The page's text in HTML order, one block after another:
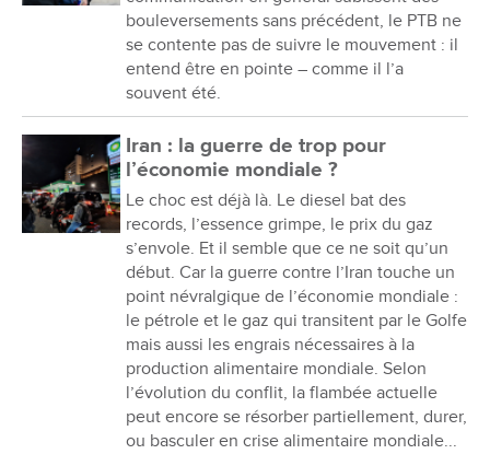
bouleversements sans précédent, le PTB ne
se contente pas de suivre le mouvement : il
entend être en pointe – comme il l’a
souvent été.
Iran : la guerre de trop pour
l’économie mondiale ?
Le choc est déjà là. Le diesel bat des
records, l’essence grimpe, le prix du gaz
s’envole. Et il semble que ce ne soit qu’un
début. Car la guerre contre l’Iran touche un
point névralgique de l’économie mondiale :
le pétrole et le gaz qui transitent par le Golfe
mais aussi les engrais nécessaires à la
production alimentaire mondiale. Selon
l’évolution du conflit, la flambée actuelle
peut encore se résorber partiellement, durer,
ou basculer en crise alimentaire mondiale...